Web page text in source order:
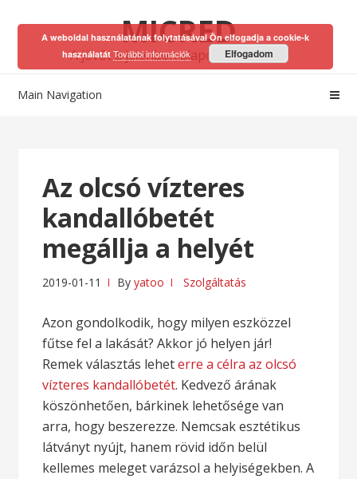
to
navigation
to
content
MICRED
A jövőt a jelenben alapozhatod meg!
Main Navigation
Az olcsó vízteres
kandallóbetét
megállja a helyét
2019-01-11 Byyatoo Szolgáltatás
Azon gondolkodik, hogy milyen eszközzel
fűtse fel a lakását? Akkor jó helyen jár!
Remek választás leheterre a célra az olcsó
vízteres kandallóbetét. Kedvező árának
köszönhetően, bárkinek lehetősége van
arra, hogy beszerezze. Nemcsak esztétikus
látványt nyújt, hanem rövid időn belül
kellemes meleget varázsol a helyiségekben. A
A weboldal használatának folytatásával Ön elfogadja a cookie-k
használatátTovábbi információk Elfogadom